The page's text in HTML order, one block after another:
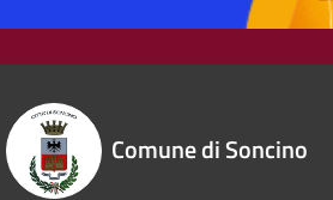
Comune di Soncino